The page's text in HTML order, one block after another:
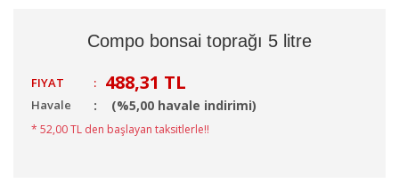
Compo bonsai toprağı 5 litre
FIYAT : 488,31 TL
Havale (%5,00 havale indirimi)
* 52,00 TL den başlayan taksitlerle!!